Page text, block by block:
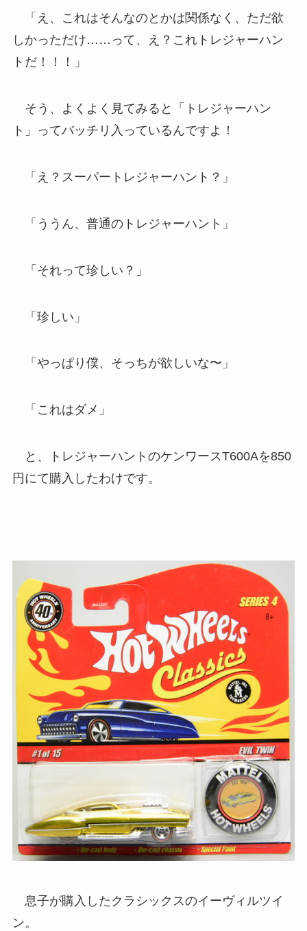
「え、これはそんなのとかは関係なく、ただ欲
しかっただけ……って、え？これトレジャーハン
トだ！！！」
そう、よくよく見てみると「トレジャーハン
ト」ってバッチリ入っているんですよ！
「え？スーパートレジャーハント？」
「ううん、普通のトレジャーハント」
「それって珍しい？」
「珍しい」
「やっぱり僕、そっちが欲しいな〜」
「これはダメ」
と、トレジャーハントのケンワースT600Aを850
円にて購入したわけです。
息子が購入したクラシックスのイーヴィルツイ
ン。